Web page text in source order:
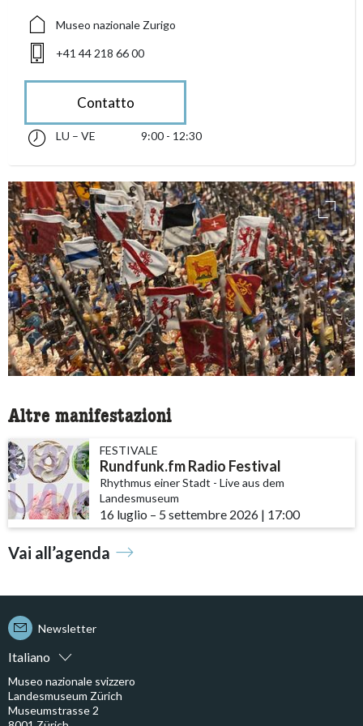
Museo nazionale Zurigo
+41 44 218 66 00
Contatto
accessibility.sr-only.opening_hours
lunedì fino alle venerdì 09:00 - 12:30
LU – VE 9:00 - 12:30
Altre manifestazioni
FESTIVALE
Rundfunk.fm Radio Festival
Rhythmus einer Stadt - Live aus dem
Landesmuseum
16 luglio accessibility.time_to
– 5 settembre 2026 | 17:00
Vai all’agenda
Italiano
Newsletter
Museo nazionale svizzero
Landesmuseum Zürich
Museumstrasse 2